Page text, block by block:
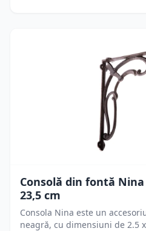
Consolă din fontă
23,5 cm
Consola Nina este un
neagră, cu dimensiuni de 2.5